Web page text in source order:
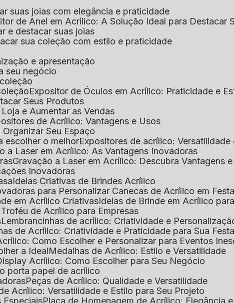
suas joias com elegância e praticidade
de Anel em Acrílico: A Solução Ideal para Destacar
e destacar suas joias
sua coleção com estilo e praticidade
e apresentação
seu negócio
Expositor de Óculos em Acrílico: Praticidade e
Seus Produtos
e Aumentar as Vendas
de Acrílico: Vantagens e Usos
Seu Espaço
escolher o melhor Expositores de acrílico: Versatilidade
a Laser em Acrílico: As Vantagens Inovadoras
Gravação a Laser em Acrílico: Descubra Vantagens
Inovadoras
Ideias Criativas de Brindes Acrílico
para Personalizar Canecas de Acrílico em
em Acrílico Criativas Ideias de Brinde em Acrílico
de Acrílico para Empresas
Lembrancinhas de acrílico: Criatividade e
de Acrílico: Criatividade e Praticidade para Sua Festa
Acrílico: Como Escolher e Personalizar para Eventos
a Ideal
Medalhas de Acrílico: Estilo e Versatilidade
Display Acrílico: Como Escolher para Seu Negócio
porta papel de acrílico
Peças de Acrílico: Qualidade e Versatilidade
de Acrílico: Versatilidade e Estilo para Seu Projeto
Especiais
Placa de Homenagem de Acrílico: Elegância